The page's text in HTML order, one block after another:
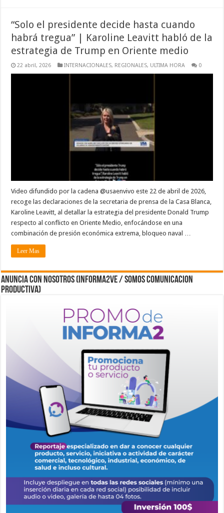
“Solo el presidente decide hasta cuando
habrá tregua” | Karoline Leavitt habló de la
estrategia de Trump en Oriente medio
22 abril, 2026 INTERNACIONALES, REGIONALES, ULTIMA HORA 0
Video difundido por la cadena @usaenvivo este 22 de abril de 2026,
recoge las declaraciones de la secretaria de prensa de la Casa Blanca,
Karoline Leavitt, al detallar la estrategia del presidente Donald Trump
respecto al conflicto en Oriente Medio, enfocándose en una
combinación de presión económica extrema, bloqueo naval …
Leer Mas
ANUNCIA CON NOSOTROS (Informa2ve / Somos Comunicacion
Productiva)